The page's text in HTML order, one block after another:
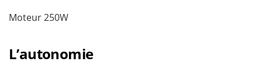
Moteur 250W
L’autonomie